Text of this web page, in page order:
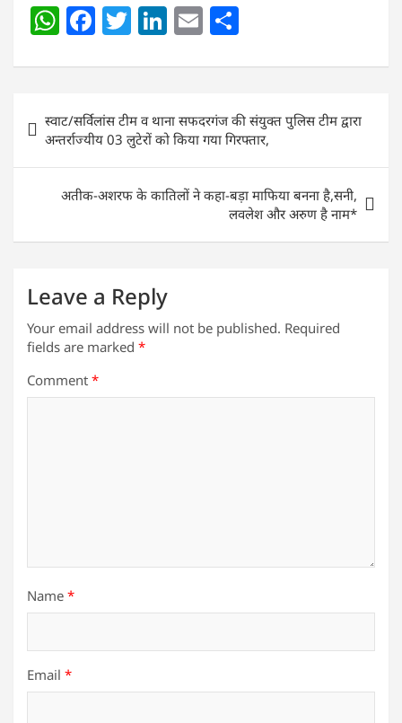
W
at
s
A
p
p
F
c
e
b
o
o
T
itt
er
Li
k
e
dI
n
E
ai
l
ar
e
navigation
स्वाट/सर्विलांस टीम व थाना सफदरगंज की संयुक्त पुलिस टीम द्वारा
अन्तर्राज्यीय 03 लुटेरों को किया गया गिरफ्तार,
अतीक-अशरफ के कातिलों ने कहा-बड़ा माफिया बनना है,सनी,
लवलेश और अरुण है नाम*
Leave a Reply
Your email address will not be published. Required
fields are marked *
Comment *
Name *
Email *